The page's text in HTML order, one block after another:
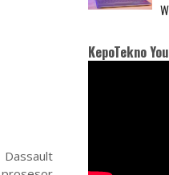
KepoTekno